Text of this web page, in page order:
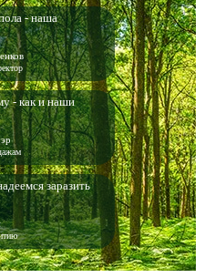
- наша
- как и наши
заразить